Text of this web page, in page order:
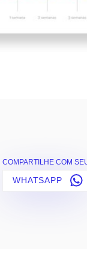
COMPARTILHE COM
WHATSAPP